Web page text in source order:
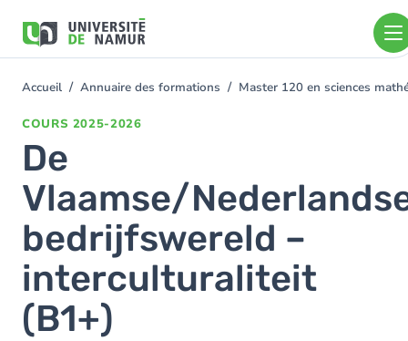
contenu
You
Accueil Annuaire des formations Master 120 en sciences
COURS 2025-2026
De
Vlaamse/
bedrijfswereld –
interculturaliteit
(B1+)